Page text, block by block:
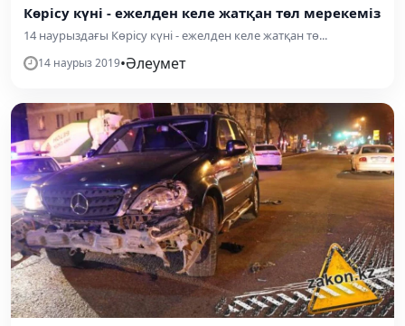
Көрісу күні - ежелден келе жатқан төл мерекеміз
14 наурыздағы Көрісу күні - ежелден келе жатқан тө...
14 наурыз 2019•Әлеумет